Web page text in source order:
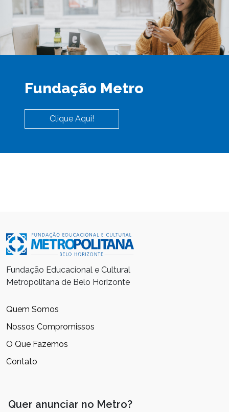
Fundação Metro
Clique Aqui!
Fundação Educacional e Cultural
Metropolitana de Belo Horizonte
Quem Somos
Nossos Compromissos
O Que Fazemos
Contato
Quer anunciar no Metro?